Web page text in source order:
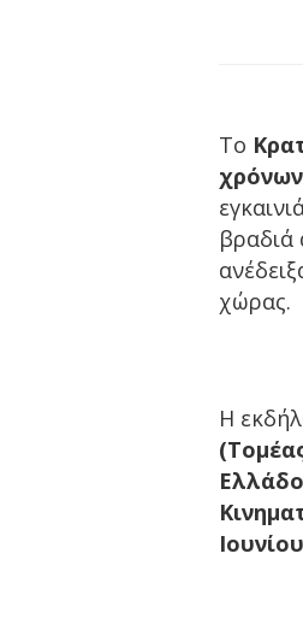
Το
χρόνων
βραδιά
χώρας.
Η
Ιουνίου